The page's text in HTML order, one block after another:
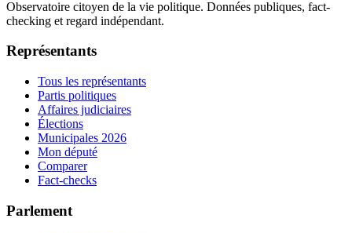
Observatoire citoyen de la vie politique. Données publiques, fact-
checking et regard indépendant.
Représentants
Tous les représentants
Partis politiques
Affaires judiciaires
Élections
Municipales 2026
Mon député
Comparer
Fact-checks
Parlement